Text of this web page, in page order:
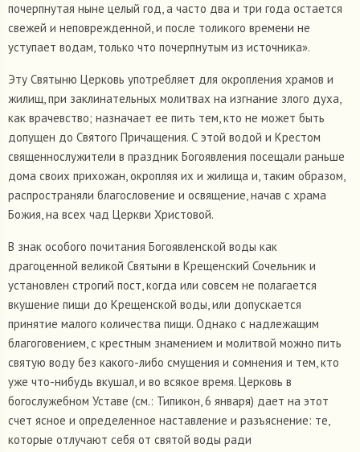
почерпнутая ныне целый год, а часто два и три года остается
свежей и неповрежденной, и после толикого времени не
уступает водам, только что почерпнутым из источника».
Эту Святыню Церковь употребляет для окропления храмов и
жилищ, при заклинательных молитвах на изгнание злого духа,
как врачевство; назначает ее пить тем, кто не может быть
допущен до Святого Причащения. С этой водой и Крестом
священнослужители в праздник Богоявления посещали раньше
дома своих прихожан, окропляя их и жилища и, таким образом,
распространяли благословение и освящение, начав с храма
Божия, на всех чад Церкви Христовой.
В знак особого почитания Богоявленской воды как
драгоценной великой Святыни в Крещенский Сочельник и
установлен строгий пост, когда или совсем не полагается
вкушение пищи до Крещенской воды, или допускается
принятие малого количества пищи. Однако с надлежащим
благоговением, с крестным знамением и молитвой можно пить
святую воду без какого-либо смущения и сомнения и тем, кто
уже что-нибудь вкушал, и во всякое время. Церковь в
богослужебном Уставе (см.: Типикон, 6 января) дает на этот
счет ясное и определенное наставление и разъяснение: те,
которые отлучают себя от святой воды ради